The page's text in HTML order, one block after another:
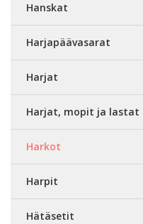
Hanskat
Harjapäävasarat
Harjat
Harjat, mopit ja lastat
Harkot
Harpit
Hätäsetit